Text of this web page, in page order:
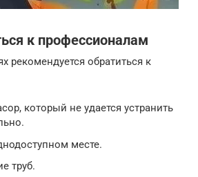
к профессионалам
рекомендуется обратиться к
который не удается устранить
месте.
труб.